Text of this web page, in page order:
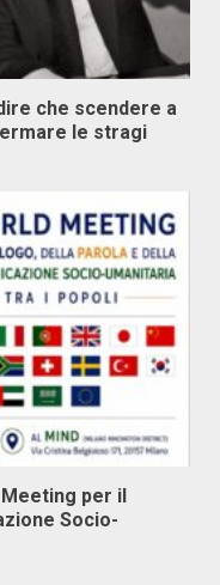
che scendere a
le stragi
per il
Socio-